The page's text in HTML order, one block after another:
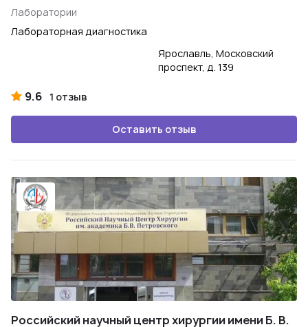
Лаборатории
Лабораторная диагностика
Ярославль, Московский
проспект, д. 139
9.6 1 отзыв
Оставить отзыв
Российский научный центр хирургии имени Б. В.